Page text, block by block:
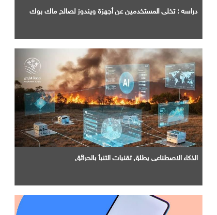
دراسه : تخلي المستخدمين عن أجهزة ويندوز لصالح ماك بوك
الذكاء الاصطناعي يطلق تقنيات التنبأ بالحرائق